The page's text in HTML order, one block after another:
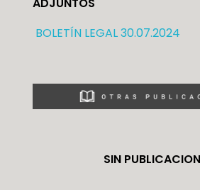
BOLETÍN LEGAL 30.07.2024
SIN